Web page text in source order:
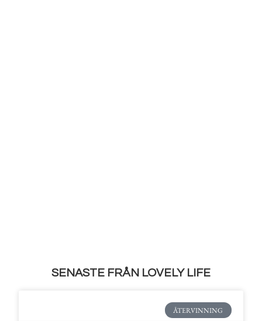
SENASTE FRÅN LOVELY LIFE
ÅTERVINNING